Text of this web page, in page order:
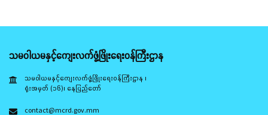
သမဝါယမနှင့်ကျေးလက်ဖွံ့ဖြိုးရေးဝန်ကြီးဌာန
သမဝါယမနှင့်ကျေးလက်ဖွံ့ဖြိုးရေးဝန်ကြီးဌာန ၊
ရုံးအမှတ် (၁၆)၊ နေပြည်တော်
contact@mcrd.gov.mm